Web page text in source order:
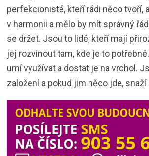
perfekcionisté, kteří rádi něco tvoří,
v harmonii a mělo by mít správný
se držet. Jsou to lidé, kteří mají
jej rozvinout tam, kde je to
umí využívat a dostat je na vrchol.
založení a pokud jim něco jde,